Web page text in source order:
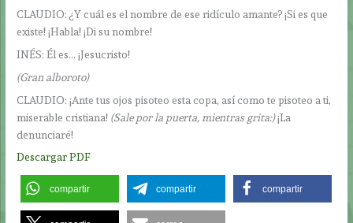
CLAUDIO: ¿Y cuál es el nombre de ese ridículo amante? ¡Si es que
existe! ¡Habla! ¡Di su nombre!
INÉS: Él es… ¡Jesucristo!
(Gran alboroto)
CLAUDIO: ¡Ante tus ojos pisoteo esta copa, así como te pisoteo a ti,
miserable cristiana! (Sale por la puerta, mientras grita:)¡La
denunciaré!
Descargar PDF
compartir compartir compartir